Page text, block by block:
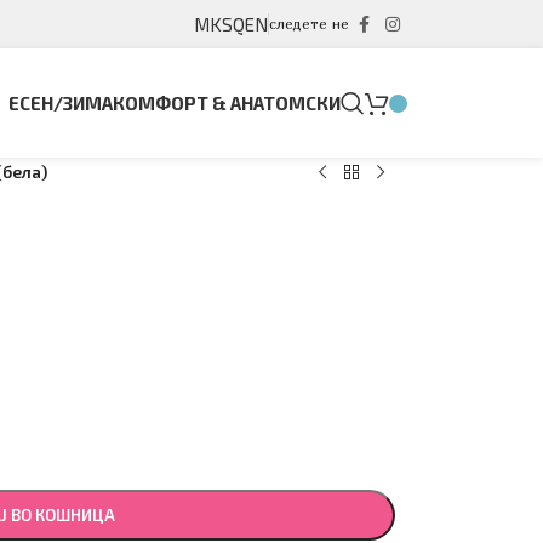
MKSQENследете не
ЕСЕН/ЗИМАКОМФОРТ & АНАТОМСКИ
ВО КОШНИЦА